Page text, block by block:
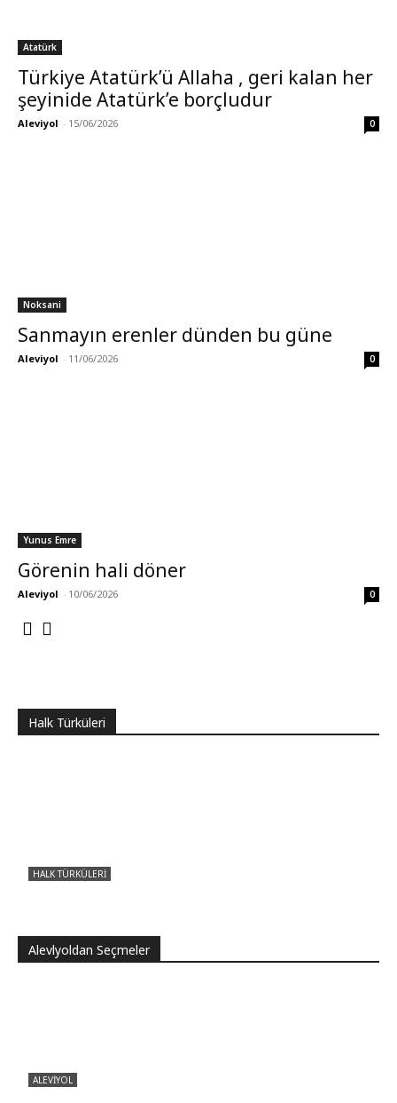
Atatürk
Türkiye Atatürk’ü Allaha , geri kalan her
şeyinide Atatürk’e borçludur
Aleviyol - 15/06/2026 0
Noksani
Sanmayın erenler dünden bu güne
Aleviyol - 11/06/2026 0
Yunus Emre
Görenin hali döner
Aleviyol - 10/06/2026 0
Halk Türküleri
HALK TÜRKÜLERI
Alevlyoldan Seçmeler
ALEVIYOL